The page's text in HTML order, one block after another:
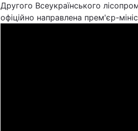
Другого Всеукраїнського
офіційно направлена прем'єр-